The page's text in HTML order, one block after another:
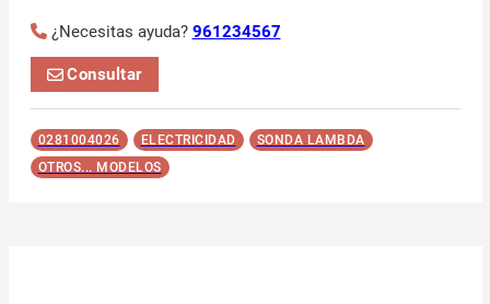
¿Necesitas ayuda? 961234567
Consultar
0281004026 ELECTRICIDAD
SONDA LAMBDA
OTROS... MODELOS